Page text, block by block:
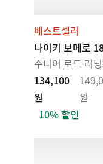
베스트셀러
나이키 보메로
주니어 로드 러
134,100
원
원
10% 할인